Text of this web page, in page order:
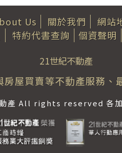
Us 關於我們
網站
特約代書查詢 個資聲明
21世紀不動產
屋買賣等不動產服務、
All rights reserved 各加